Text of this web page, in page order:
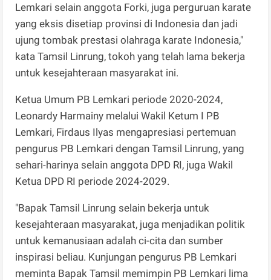
Lemkari selain anggota Forki, juga perguruan karate
yang eksis disetiap provinsi di Indonesia dan jadi
ujung tombak prestasi olahraga karate Indonesia,"
kata Tamsil Linrung, tokoh yang telah lama bekerja
untuk kesejahteraan masyarakat ini.
Ketua Umum PB Lemkari periode 2020-2024,
Leonardy Harmainy melalui Wakil Ketum I PB
Lemkari, Firdaus Ilyas mengapresiasi pertemuan
pengurus PB Lemkari dengan Tamsil Linrung, yang
sehari-harinya selain anggota DPD RI, juga Wakil
Ketua DPD RI periode 2024-2029.
"Bapak Tamsil Linrung selain bekerja untuk
kesejahteraan masyarakat, juga menjadikan politik
untuk kemanusiaan adalah ci-cita dan sumber
inspirasi beliau. Kunjungan pengurus PB Lemkari
meminta Bapak Tamsil memimpin PB Lemkari lima